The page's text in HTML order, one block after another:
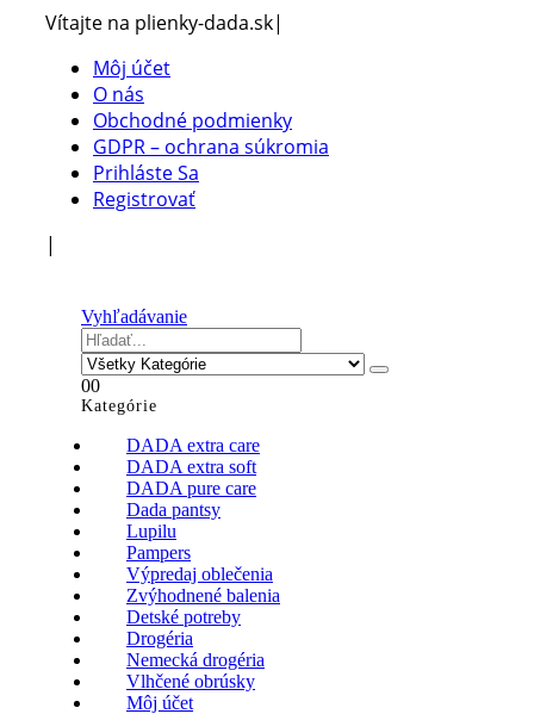
Vítajte na plienky-dada.sk|
Môj účet
O nás
Obchodné podmienky
GDPR – ochrana súkromia
Prihláste Sa
Registrovať
|
Vyhľadávanie
00
Kategórie
DADA extra care
DADA extra soft
DADA pure care
Dada pantsy
Lupilu
Pampers
Výpredaj oblečenia
Zvýhodnené balenia
Detské potreby
Drogéria
Nemecká drogéria
Vlhčené obrúsky
Môj účet